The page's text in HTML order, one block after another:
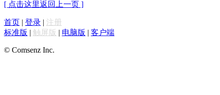
[ 点击这里返回上一页 ]
首页 | 登录 | 注册
标准版 | 触屏版 | 电脑版 | 客户端
© Comsenz Inc.